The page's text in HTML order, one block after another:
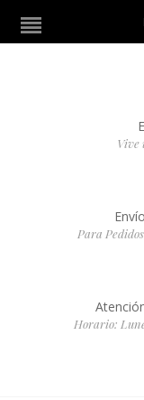
Vive
Para
Horario: